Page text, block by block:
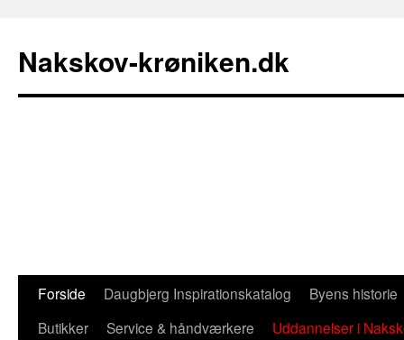
Nakskov-krøniken.dk
Hop
Forside Daugbjerg Inspirationskatalog
Byens historie
Butikker
Service & håndværkere Uddannelser i